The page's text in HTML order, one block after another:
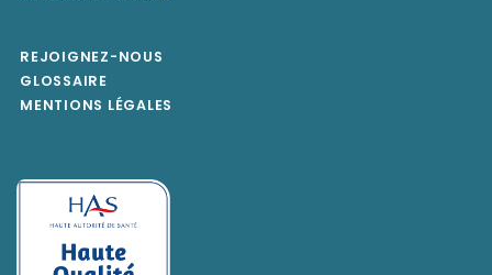
REJOIGNEZ-NOUS
GLOSSAIRE
MENTIONS LÉGALES